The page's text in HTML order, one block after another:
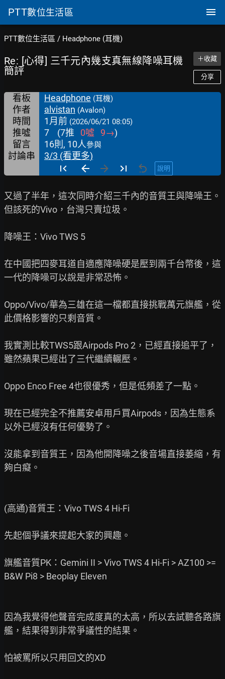
PTT數位生活區
PTT數位生活區 / Headphone (耳機)
Re: [心得] 三千元內幾支真無線降噪耳機
簡評
＋收藏
分享
看板 Headphone (耳機)
作者 alvistan (Avalon)
時間 1月前 (2026/06/21 08:05)
推噓 7 (7推 0噓 9→)
留言
16則, 10人參與
討論串 3/3 (看更多)
說明
又過了半年，這次同時介紹三千內的音質王與降噪王。
但該死的Vivo，台灣只賣垃圾。
降噪王：Vivo TWS 5
在中國把四麥耳道自適應降噪硬是壓到兩千台幣後，這
一代的降噪可以說是非常恐怖。
Oppo/Vivo/華為三雄在這一檔都直接挑戰萬元旗艦，從
此價格影響的只剩音質。
我實測比較TWS5跟Airpods Pro 2，已經直接追平了，
雖然蘋果已經出了三代繼續輾壓。
Oppo Enco Free 4也很優秀，但是低頻差了一點。
現在已經完全不推薦安卓用戶買Airpods，因為生態系
以外已經沒有任何優勢了。
沒能拿到音質王，因為他開降噪之後音場直接萎縮，有
夠白癡。
(高通)音質王：Vivo TWS 4 Hi-Fi
先起個爭議來提起大家的興趣。
旗艦音質PK：Gemini II > Vivo TWS 4 Hi-Fi > AZ100 >=
B&W Pi8 > Beoplay Eleven
因為我覺得他聲音完成度真的太高，所以去試聽各路旗
艦，結果得到非常爭議性的結果。
怕被罵所以只用回文的XD